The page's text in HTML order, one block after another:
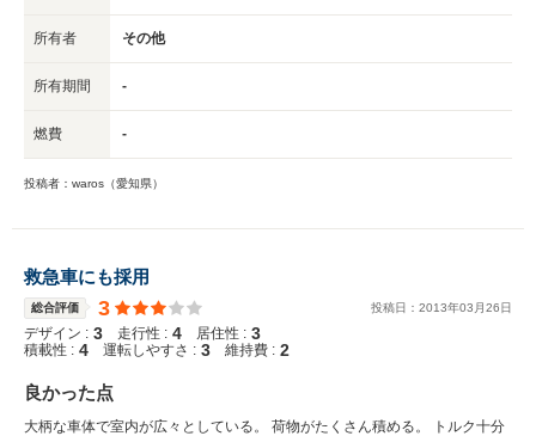
所有者 その他
所有期間 -
燃費 -
投稿者：waros（愛知県）
救急車にも採用
総合評価 3 投稿日： 2013年03 月26日
デザイン : 3 走行性 : 4 居住性 : 3
積載性 : 4 運転しやすさ : 3 維持費 : 2
良かった点
大柄な車体で室内が広々としている。 荷物がたくさん積める。 トルク十分